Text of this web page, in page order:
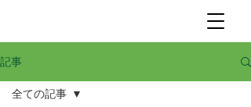
記事
全ての記事